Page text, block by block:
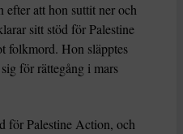
att hon suttit ner och
sitt stöd för Palestine
folkmord. Hon släpptes
för rättegång i mars
för Palestine Action, och